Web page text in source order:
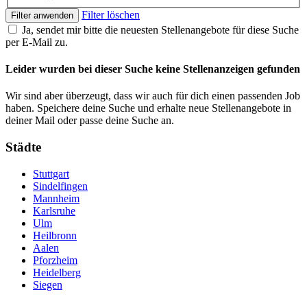
Filter anwenden
Filter löschen
Ja, sendet mir bitte die neuesten Stellenangebote für diese Suche
per E-Mail zu.
Leider wurden bei dieser Suche keine Stellenanzeigen gefunden
Wir sind aber überzeugt, dass wir auch für dich einen passenden Job
haben. Speichere deine Suche und erhalte neue Stellenangebote in
deiner Mail oder passe deine Suche an.
Städte
Stuttgart
Sindelfingen
Mannheim
Karlsruhe
Ulm
Heilbronn
Aalen
Pforzheim
Heidelberg
Siegen